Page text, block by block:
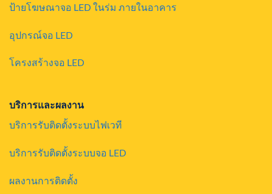
ป้ายโฆษณาจอ LED ในร่ม ภายในอาคาร
อุปกรณ์จอ LED
โครงสร้างจอ LED
บริการและผลงาน
บริการรับติดตั้งระบบไฟเวที
บริการรับติดตั้งระบบจอ LED
ผลงานการติดตั้ง